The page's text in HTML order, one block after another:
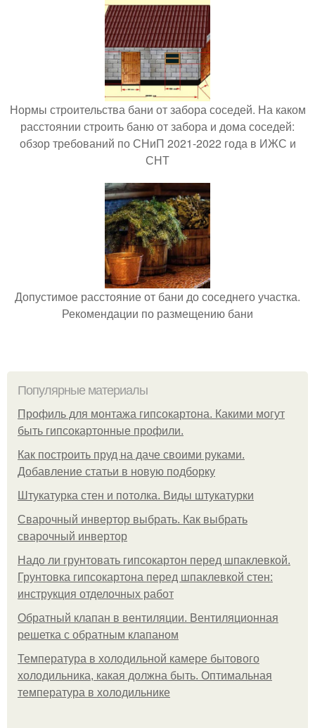
Нормы строительства бани от забора соседей. На каком
расстоянии строить баню от забора и дома соседей:
обзор требований по СНиП 2021-2022 года в ИЖС и
СНТ
Допустимое расстояние от бани до соседнего участка.
Рекомендации по размещению бани
Популярные материалы
Профиль для монтажа гипсокартона. Какими могут
быть гипсокартонные профили.
Как построить пруд на даче своими руками.
Добавление статьи в новую подборку
Штукатурка стен и потолка. Виды штукатурки
Сварочный инвертор выбрать. Как выбрать
сварочный инвертор
Надо ли грунтовать гипсокартон перед шпаклевкой.
Грунтовка гипсокартона перед шпаклевкой стен:
инструкция отделочных работ
Обратный клапан в вентиляции. Вентиляционная
решетка с обратным клапаном
Температура в холодильной камере бытового
холодильника, какая должна быть. Оптимальная
температура в холодильнике